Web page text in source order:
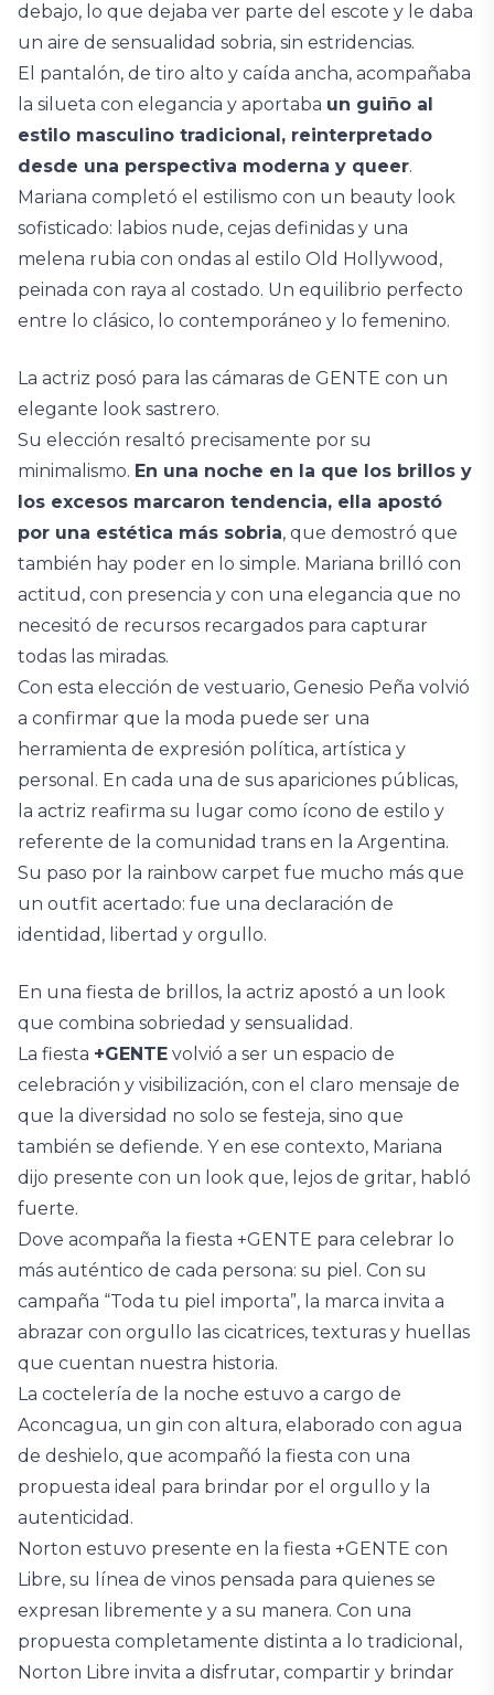
debajo, lo que dejaba ver parte del escote y le daba
un aire de sensualidad sobria, sin estridencias.
El pantalón, de tiro alto y caída ancha, acompañaba
la silueta con elegancia y aportaba un guiño al
estilo masculino tradicional, reinterpretado
desde una perspectiva moderna y queer.
Mariana completó el estilismo con un beauty look
sofisticado: labios nude, cejas definidas y una
melena rubia con ondas al estilo Old Hollywood,
peinada con raya al costado. Un equilibrio perfecto
entre lo clásico, lo contemporáneo y lo femenino.
La actriz posó para las cámaras de GENTE con un
elegante look sastrero.
Su elección resaltó precisamente por su
minimalismo. En una noche en la que los brillos y
los excesos marcaron tendencia, ella apostó
por una estética más sobria, que demostró que
también hay poder en lo simple. Mariana brilló con
actitud, con presencia y con una elegancia que no
necesitó de recursos recargados para capturar
todas las miradas.
Con esta elección de vestuario, Genesio Peña volvió
a confirmar que la moda puede ser una
herramienta de expresión política, artística y
personal. En cada una de sus apariciones públicas,
la actriz reafirma su lugar como ícono de estilo y
referente de la comunidad trans en la Argentina.
Su paso por la rainbow carpet fue mucho más que
un outfit acertado: fue una declaración de
identidad, libertad y orgullo.
En una fiesta de brillos, la actriz apostó a un look
que combina sobriedad y sensualidad.
La fiesta +GENTE volvió a ser un espacio de
celebración y visibilización, con el claro mensaje de
que la diversidad no solo se festeja, sino que
también se defiende. Y en ese contexto, Mariana
dijo presente con un look que, lejos de gritar, habló
fuerte.
Dove acompaña la fiesta +GENTE para celebrar lo
más auténtico de cada persona: su piel. Con su
campaña “Toda tu piel importa”, la marca invita a
abrazar con orgullo las cicatrices, texturas y huellas
que cuentan nuestra historia.
La coctelería de la noche estuvo a cargo de
Aconcagua, un gin con altura, elaborado con agua
de deshielo, que acompañó la fiesta con una
propuesta ideal para brindar por el orgullo y la
autenticidad.
Norton estuvo presente en la fiesta +GENTE con
Libre, su línea de vinos pensada para quienes se
expresan libremente y a su manera. Con una
propuesta completamente distinta a lo tradicional,
Norton Libre invita a disfrutar, compartir y brindar